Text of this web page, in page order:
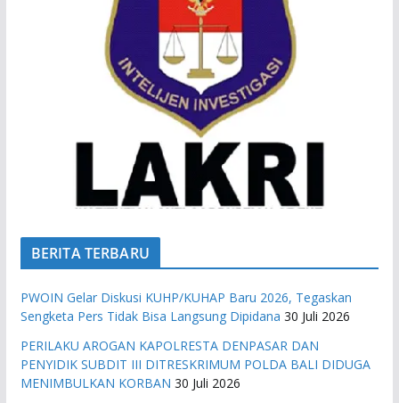
BERITA TERBARU
PWOIN Gelar Diskusi KUHP/KUHAP Baru 2026, Tegaskan
Sengketa Pers Tidak Bisa Langsung Dipidana 30 Juli 2026
PERILAKU AROGAN KAPOLRESTA DENPASAR DAN
PENYIDIK SUBDIT III DITRESKRIMUM POLDA BALI DIDUGA
MENIMBULKAN KORBAN 30 Juli 2026